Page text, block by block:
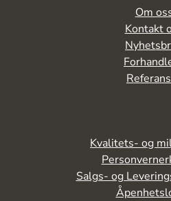
Kvalitets- og
Salgs- og
Om
Kontakt